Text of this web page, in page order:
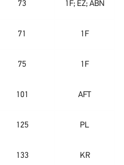
73 1F; EZ; ABN
71 1F
75 1F
101 AFT
125 PL
133 KR